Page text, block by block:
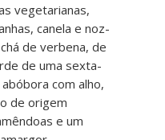
vegetarianas,
canela e noz-
de verbena, de
de uma sexta-
com alho,
de origem
e um